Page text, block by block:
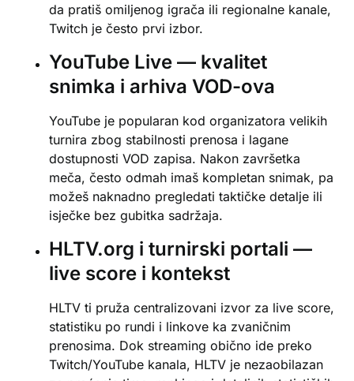
da pratiš omiljenog igrača ili regionalne kanale,
Twitch je često prvi izbor.
YouTube Live — kvalitet
snimka i arhiva VOD-ova
YouTube je popularan kod organizatora velikih
turnira zbog stabilnosti prenosa i lagane
dostupnosti VOD zapisa. Nakon završetka
meča, često odmah imaš kompletan snimak, pa
možeš naknadno pregledati taktičke detalje ili
isječke bez gubitka sadržaja.
HLTV.org i turnirski portali —
live score i kontekst
HLTV ti pruža centralizovani izvor za live score,
statistiku po rundi i linkove ka zvaničnim
prenosima. Dok streaming obično ide preko
Twitch/YouTube kanala, HLTV je nezaobilazan